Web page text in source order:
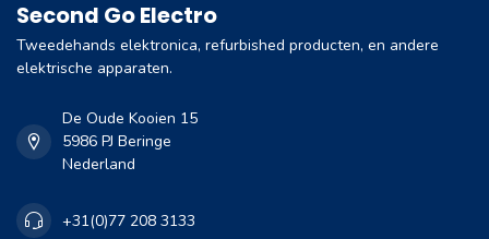
Second Go Electro
Tweedehands elektronica, refurbished producten, en andere
elektrische apparaten.
De Oude Kooien 15
5986 PJ Beringe
Nederland
+31(0)77 208 3133